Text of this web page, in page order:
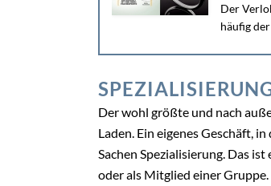
Der
häufig
Der wohl größte und nach
Laden. Ein eigenes Geschäft,
Sachen Spezialisierung. Das
oder als Mitglied einer